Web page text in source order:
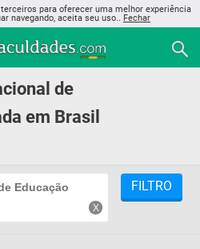
para oferecer uma melhor experiência
navegando, aceita seu uso.. Fechar
de
em Brasil
Educação
FILTRO